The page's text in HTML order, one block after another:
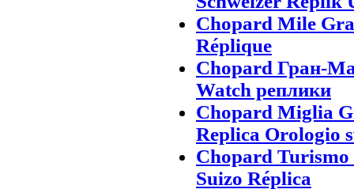
Chopard Mile
Réplique
Chopard Гран-
Watch реплики
Chopard Miglia
Replica Orologio
Chopard
Suizo Réplica